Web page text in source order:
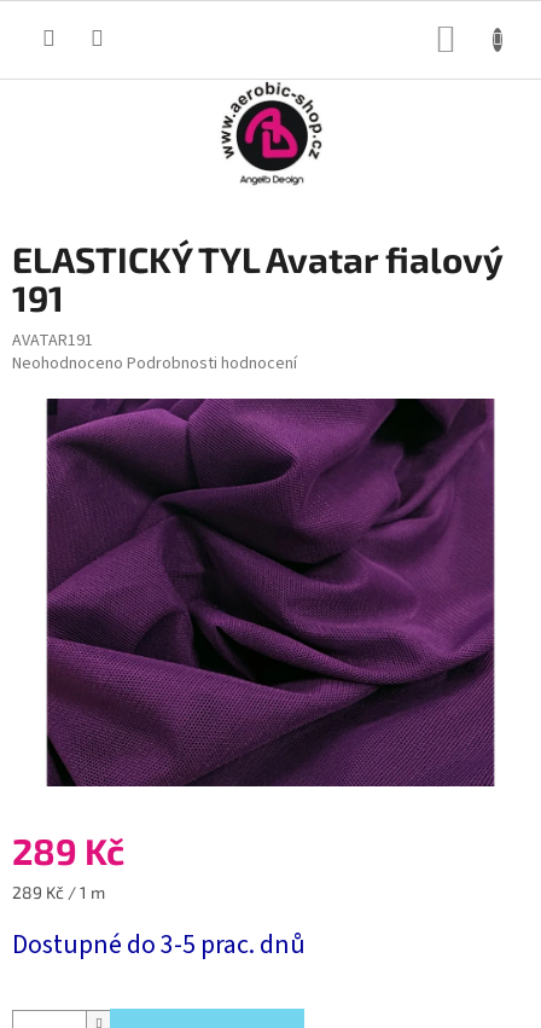
ELASTICKÝ TYL Avatar fialový
191
AVATAR191
Průměrné
produktu
hvězdiček.
Neohodnoceno Podrobnosti hodnocení
289 Kč
Měrná
289 Kč / 1 m
Dostupné do 3-5 prac. dnů